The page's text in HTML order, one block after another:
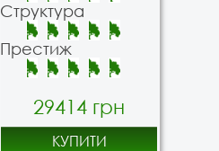
Структура
Престиж
29414 грн
КУПИТИ